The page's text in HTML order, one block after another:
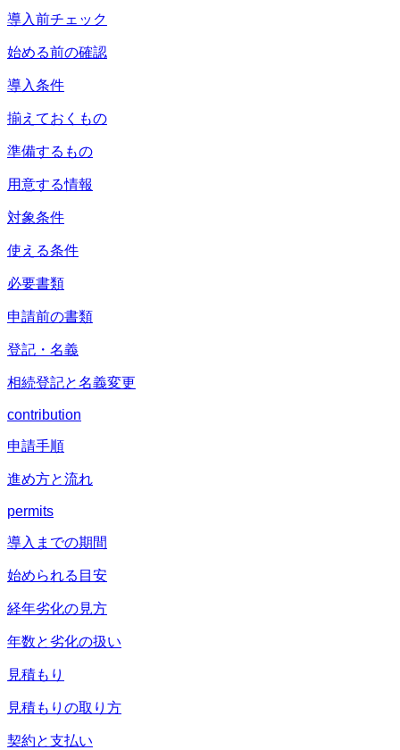
導入前チェック
始める前の確認
導入条件
揃えておくもの
準備するもの
用意する情報
対象条件
使える条件
必要書類
申請前の書類
登記・名義
相続登記と名義変更
contribution
申請手順
進め方と流れ
permits
導入までの期間
始められる目安
経年劣化の見方
年数と劣化の扱い
見積もり
見積もりの取り方
契約と支払い